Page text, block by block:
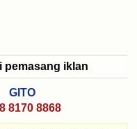
pemasang iklan
GITO
8170 8868